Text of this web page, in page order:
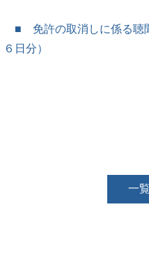
■ 免許の取消しに係る聴
６日分）
一